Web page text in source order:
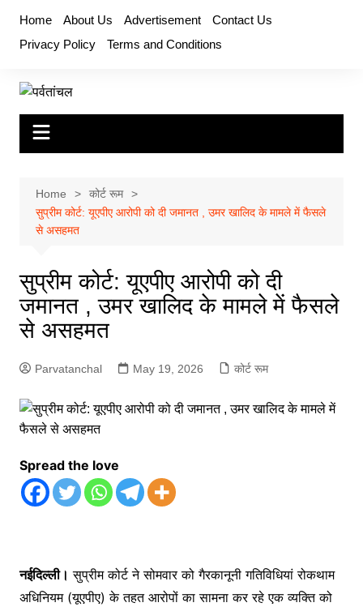
content
Home About Us Advertisement
Contact Us
Privacy Policy
Terms and Conditions
Home
कोर्ट रूम
सुप्रीम कोर्ट: यूएपीए आरोपी को दी जमानत , उमर खालिद के मामले में फैसले
से असहमत
सुप्रीम कोर्ट: यूएपीए आरोपी को दी
जमानत , उमर खालिद के मामले में फैसले
से असहमत
Parvatanchal May 19, 2026 कोर्ट रूम
Spread the love
नईदिल्ली। सुप्रीम कोर्ट ने सोमवार को गैरकानूनी गतिविधियां रोकथाम
अधिनियम (यूएपीए) के तहत आरोपों का सामना कर रहे एक व्यक्ति को